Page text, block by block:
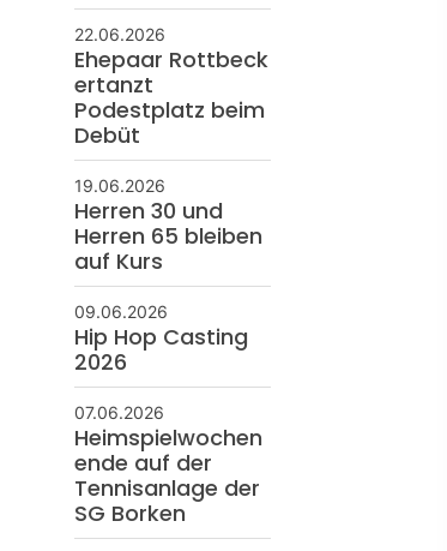
22.06.2026
Ehepaar Rottbeck
ertanzt
Podestplatz beim
Debüt
19.06.2026
Herren 30 und
Herren 65 bleiben
auf Kurs
09.06.2026
Hip Hop Casting
2026
07.06.2026
Heimspielwochen
ende auf der
Tennisanlage der
SG Borken